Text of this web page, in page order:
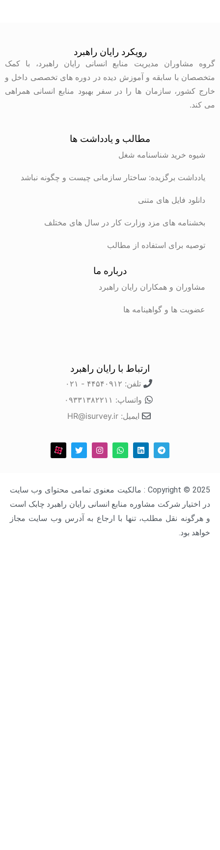
رویکرد رایان راهبرد
مدیریت منابع انسانی رایان راهبرد، با کمک
با سابقه و آموزش دیده در دوره های تخصصی داخل و
سازمان ها را در سفر بهبود منابع انسانی همراهی
مطالب و یادداشت ها
شناسنامه شغل
برگزیده: ساختار سازمانی چیست و چگونه نباشد
فایل های متنی
های مزد وزارت کار در سال های مختلف
استفاده از مطالب
و همکاران رایان راهبرد
و گواهینامه ها
ارتباط با رایان راهبرد
واتساپ: ۰۹۳۳۱۳۸۲۲۱۱
Copyright © 2025 : مالکیت معنوی تمامی محتوای وب سایت
شرکت مشاوره منابع انسانی رایان راهبرد چابک است
نقل مطلب، تنها با ارجاع به آدرس وب سایت مجاز